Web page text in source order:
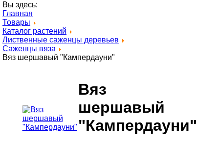
Вы здесь:
Главная
Товары
Каталог растений
Лиственные саженцы деревьев
Саженцы вяза
Вяз шершавый "Кампердауни"
Вяз
шершавый
"Кампердауни"